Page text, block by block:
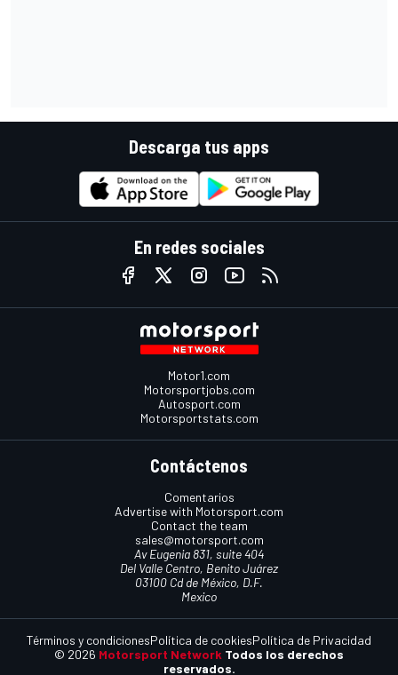
Descarga tus apps
En redes sociales
Motor1.com
Motorsportjobs.com
Autosport.com
Motorsportstats.com
Contáctenos
Comentarios
Advertise with Motorsport.com
Contact the team
sales@motorsport.com
Av Eugenia 831, suite 404
Del Valle Centro, Benito Juárez
03100 Cd de México, D.F.
Mexico
© 2026 Motorsport Network Todos los derechos
reservados.
Términos y condicionesPolítica de cookiesPolítica de Privacidad